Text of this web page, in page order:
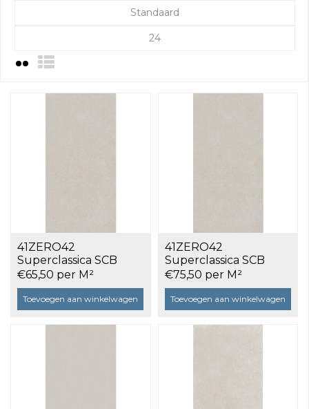
Standaard
24
41ZERO42
Superclassica SCB
Natural 60x120 a 1,44
m²
€65,50 per M²
Toevoegen aan winkelwagen
41ZERO42
Superclassica SCB
Polished 60x120 a 1,44
m²
€75,50 per M²
Toevoegen aan winkelwagen